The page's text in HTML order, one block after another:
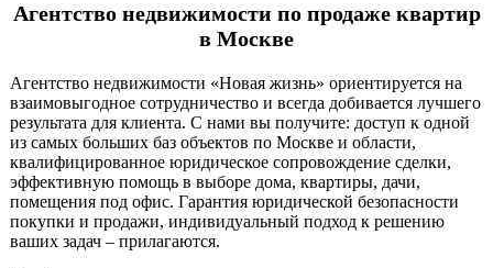
Агентство недвижимости по продаже квартир
в Москве
Агентство недвижимости «Новая жизнь» ориентируется на
взаимовыгодное сотрудничество и всегда добивается лучшего
результата для клиента. С нами вы получите: доступ к одной
из самых больших баз объектов по Москве и области,
квалифицированное юридическое сопровождение сделки,
эффективную помощь в выборе дома, квартиры, дачи,
помещения под офис. Гарантия юридической безопасности
покупки и продажи, индивидуальный подход к решению
ваших задач – прилагаются.